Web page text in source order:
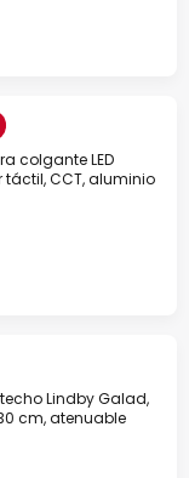
colgante LED
táctil, CCT, aluminio
Lindby Galad,
cm, atenuable